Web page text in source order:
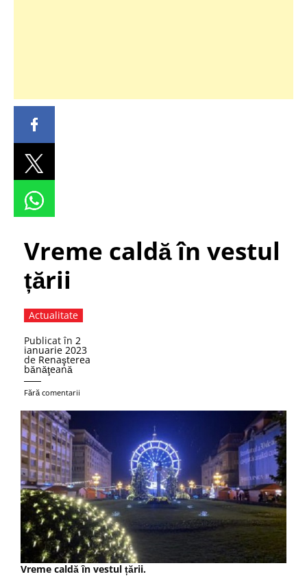
Vreme caldă în vestul
țării
Actualitate
Publicat în 2
ianuarie 2023
de Renaşterea
bănăţeană
Fără comentarii
Vreme caldă în vestul țării.